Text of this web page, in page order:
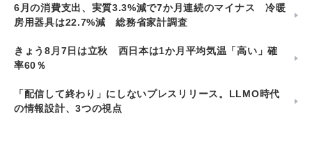
6月の消費支出、実質3.3%減で7か月連続のマイナス 冷暖
房用器具は22.7%減 総務省家計調査
きょう8月7日は立秋 西日本は1か月平均気温「高い」確
率60％
「配信して終わり」にしないプレスリリース。LLMO時代
の情報設計、3つの視点